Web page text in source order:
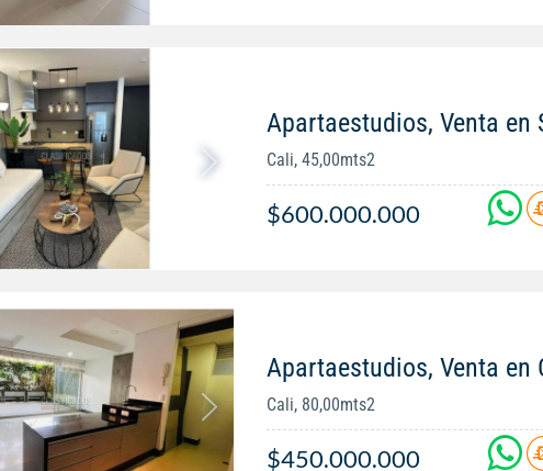
Apartaestudios, Venta en
Cali, 45,00mts2
$600.000.000
Apartaestudios, Venta en
Cali, 80,00mts2
$450.000.000